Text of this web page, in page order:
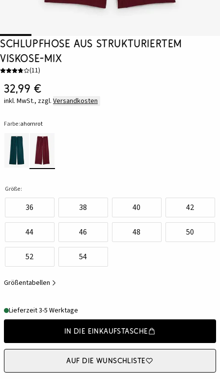
Schlupfhose aus strukturiertem
Viskose-Mix
(11)
32,99 €
inkl. MwSt., zzgl. Versandkosten
Farbe:ahornrot
Größe:
36 38 40 42
44 46 48 50
52 54
Größentabellen
Lieferzeit 3-5 Werktage
In die Einkaufstasche
Auf die Wunschliste